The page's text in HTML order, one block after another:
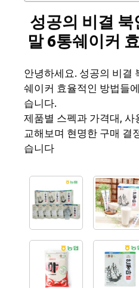
성공의 비결
말 6통쉐이커
안녕하세요. 성공의 비결
쉐이커 효율적인 방법들
습니다.
제품별 스펙과 가격대, 사
교해보며 현명한 구매 결
습니다